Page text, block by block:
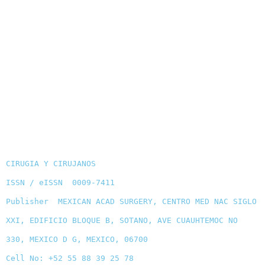
CIRUGIA Y CIRUJANOS
ISSN / eISSN 0009-7411
Publisher MEXICAN ACAD SURGERY, CENTRO MED NAC SIGLO
XXI, EDIFICIO BLOQUE B, SOTANO, AVE CUAUHTEMOC NO
330, MEXICO D G, MEXICO, 06700
Cell No: +52 55 88 39 25 78